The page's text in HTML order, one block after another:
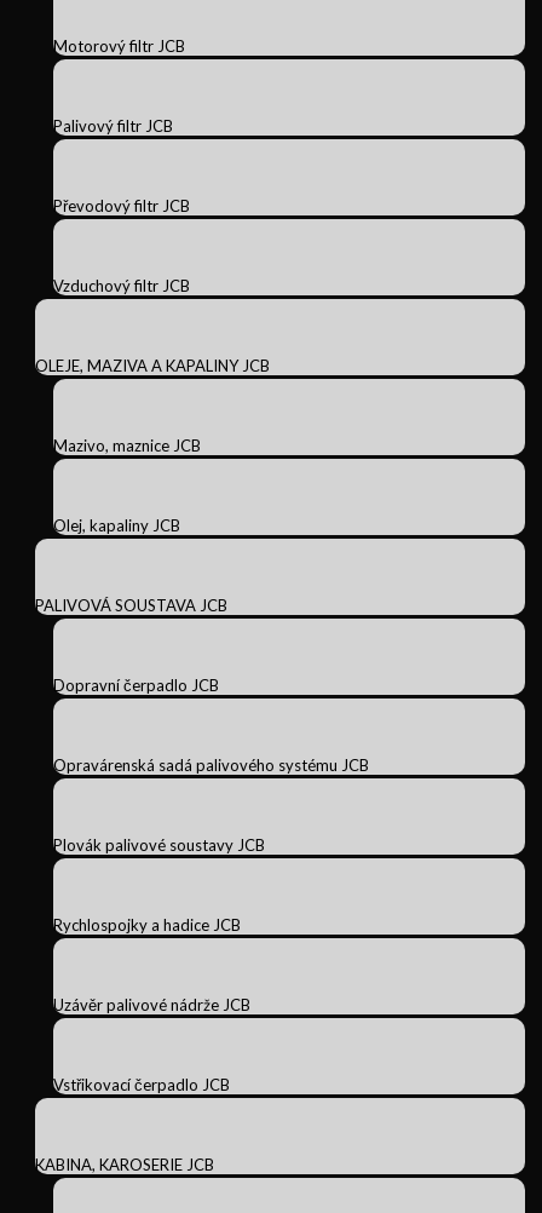
Motorový filtr JCB
Palivový filtr JCB
Převodový filtr JCB
Vzduchový filtr JCB
OLEJE, MAZIVA A KAPALINY JCB
Mazivo, maznice JCB
Olej, kapaliny JCB
PALIVOVÁ SOUSTAVA JCB
Dopravní čerpadlo JCB
Opravárenská sadá palivového systému JCB
Plovák palivové soustavy JCB
Rychlospojky a hadice JCB
Uzávěr palivové nádrže JCB
Vstřikovací čerpadlo JCB
KABINA, KAROSERIE JCB